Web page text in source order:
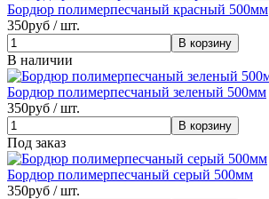
Бордюр полимерпесчаный красный 500мм
350руб / шт.
В наличии
Бордюр полимерпесчаный зеленый 500мм
350руб / шт.
Под заказ
Бордюр полимерпесчаный серый 500мм
350руб / шт.